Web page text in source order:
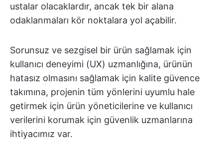
ustalar olacaklardır, ancak tek bir alana
odaklanmaları kör noktalara yol açabilir.
Sorunsuz ve sezgisel bir ürün sağlamak için
kullanıcı deneyimi (UX) uzmanlığına, ürünün
hatasız olmasını sağlamak için kalite güvence
takımına, projenin tüm yönlerini uyumlu hale
getirmek için ürün yöneticilerine ve kullanıcı
verilerini korumak için güvenlik uzmanlarına
ihtiyacımız var.